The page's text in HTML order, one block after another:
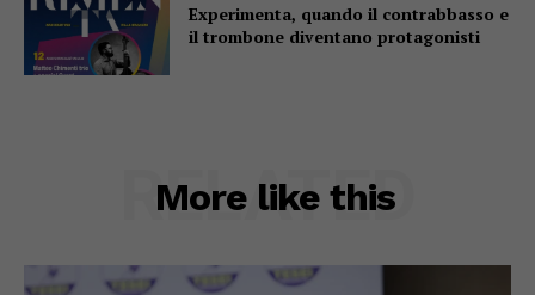
Experimenta, quando il contrabbasso e
il trombone diventano protagonisti
More like this
RELATED